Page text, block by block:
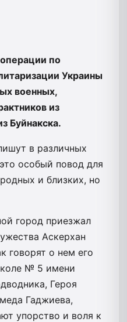
по
Украины
военных,
из
Буйнакска.
в различных
особый повод для
и близких, но
город приезжал
Аскерхан
говорят о нем его
№ 5 имени
Героя
Гаджиева,
упорство и воля к